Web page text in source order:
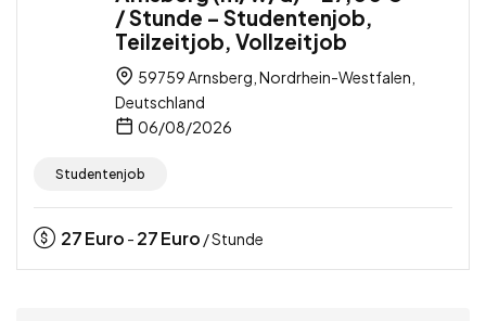
/ Stunde – Studentenjob,
Teilzeitjob, Vollzeitjob
59759 Arnsberg, Nordrhein-Westfalen,
Deutschland
06/08/2026
Studentenjob
27Euro - 27Euro / Stunde